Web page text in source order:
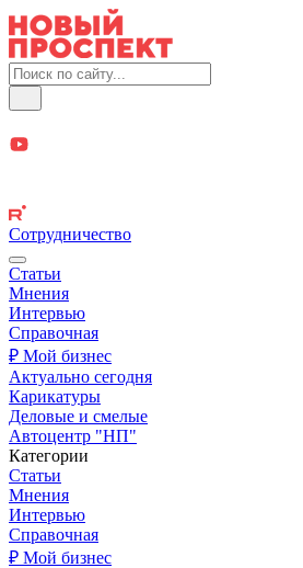
Сотрудничество
Статьи
Мнения
Интервью
Справочная
₽ Мой бизнес
Актуально сегодня
Карикатуры
Деловые и смелые
Автоцентр "НП"
Категории
Статьи
Мнения
Интервью
Справочная
₽ Мой бизнес